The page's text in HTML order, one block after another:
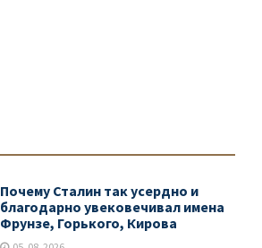
Почему Сталин так усердно и
благодарно увековечивал имена
Фрунзе, Горького, Кирова